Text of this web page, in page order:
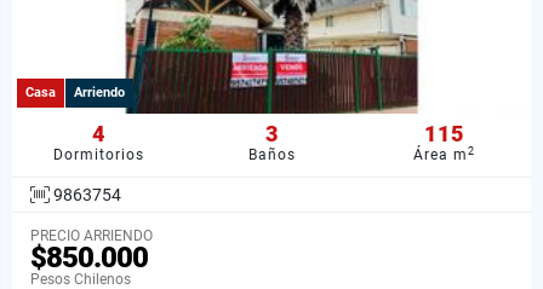
Casa Arriendo
4
Dormitorios
3
Baños
115
Área m2
9863754
PRECIO ARRIENDO
$850.000
Pesos Chilenos